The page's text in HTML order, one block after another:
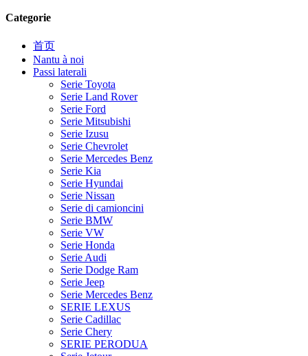
Categorie
首页
Nantu à noi
Passi laterali
Serie Toyota
Serie Land Rover
Serie Ford
Serie Mitsubishi
Serie Izusu
Serie Chevrolet
Serie Mercedes Benz
Serie Kia
Serie Hyundai
Serie Nissan
Serie di camioncini
Serie BMW
Serie VW
Serie Honda
Serie Audi
Serie Dodge Ram
Serie Jeep
Serie Mercedes Benz
SERIE LEXUS
Serie Cadillac
Serie Chery
SERIE PERODUA